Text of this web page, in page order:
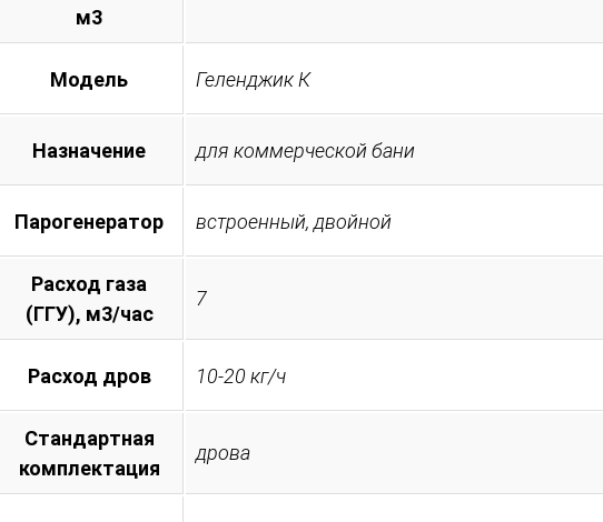
м3
Модель Геленджик К
Назначение для коммерческой бани
Парогенератор встроенный, двойной
Расход газа
(ГГУ), м3/час
7
Расход дров 10-20 кг/ч
Стандартная
комплектация
дрова